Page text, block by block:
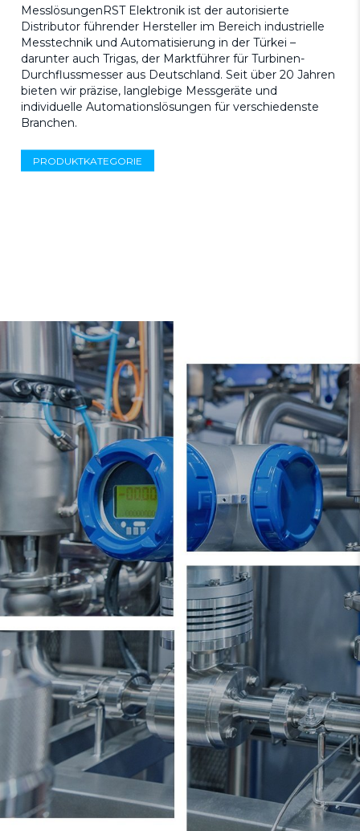
MesslösungenRST Elektronik ist der autorisierte
Distributor führender Hersteller im Bereich industrielle
Messtechnik und Automatisierung in der Türkei –
darunter auch Trigas, der Marktführer für Turbinen-
Durchflussmesser aus Deutschland. Seit über 20 Jahren
bieten wir präzise, langlebige Messgeräte und
individuelle Automationslösungen für verschiedenste
Branchen.
PRODUKTKATEGORIE